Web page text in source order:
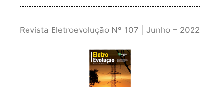
Revista Eletroevolução Nº 107 | Junho – 2022